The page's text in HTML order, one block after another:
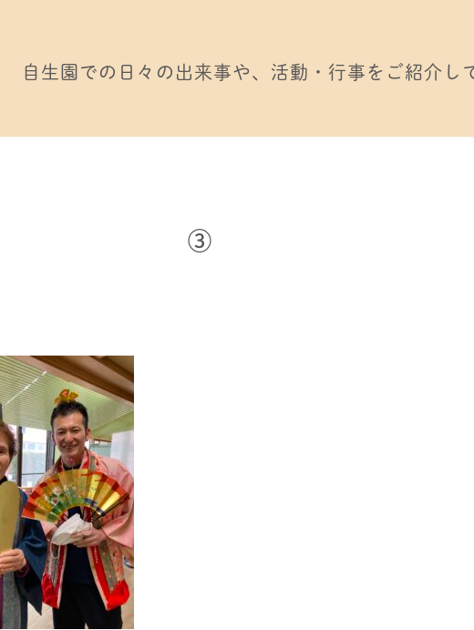
自生園での日々の出来事や、活動・行事をご紹介し
③